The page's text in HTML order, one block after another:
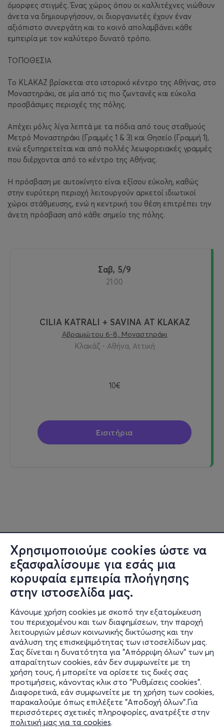
Χρησιμοποιούμε cookies ώστε να
εξασφαλίσουμε για εσάς μια
κορυφαία εμπειρία πλοήγησης
στην ιστοσελίδα μας.
Κάνουμε χρήση cookies με σκοπό την εξατομίκευση
του περιεχομένου και των διαφημίσεων, την παροχή
λειτουργιών μέσων κοινωνικής δικτύωσης και την
ανάλυση της επισκεψιμότητας των ιστοσελίδων μας.
Σας δίνεται η δυνατότητα για "Απόρριψη όλων" των μη
απαραίτητων cookies, εάν δεν συμφωνείτε με τη
χρήση τους, ή μπορείτε να ορίσετε τις δικές σας
προτιμήσεις, κάνοντας κλικ στο "Ρυθμίσεις cookies".
Διαφορετικά, εάν συμφωνείτε με τη χρήση των cookies,
παρακαλούμε όπως επιλέξετε "Αποδοχή όλων".Για
περισσότερες σχετικές πληροφορίες, ανατρέξτε στην
πολιτική μας για τα cookies.
όμορφες στιγμές. Ένας χώρος όπου οι καλλιτέχνες νιώθουν
άνετα να δημιουργήσουν, οι διοργανωτές έχουν έναν
αξιόπιστο συνεργάτη και το κοινό απολαμβάνει κάθε
εμπειρία με τον καλύτερο δυνατό τρόπο.
ΤΟΠΟΘΕΣΙΑ
Το KLAKAZ βρίσκεται στο ιστορικό κέντρο της Αθήνας, στο
Μοναστηράκι, σε μία από τις πιο ζωντανές και εύκολα
προσβάσιμες περιοχές της πόλης.
Απέχει μόλις λίγα λεπτά με τα πόδια από τους σταθμούς
Μετρό Μοναστηράκι (Γραμμές 1 & 3) και Θησείο (Γραμμή 1),
ενώ εξυπηρετείται και από πολλές λεωφορειακές γραμμές
που διέρχονται από το κέντρο της Αθήνας.
Η πρόσβαση με αυτοκίνητο είναι εξίσου εύκολη, καθώς
στην ευρύτερη περιοχή λειτουργούν αρκετοί ιδιωτικοί
χώροι στάθμευσης, ενώ η κεντρική του θέση επιτρέπει την
άνετη πρόσβαση από κάθε σημείο της πόλης.
Σαβ, 5/9
21:00
CILIA KATRALI + SAVINA AT KLAKAZ
Αβραμιώτου 6-8, Μοναστηράκι
Κλακάζ - Αθήνα, Αττική
10€
Εισιτήρια
Πληροφορίες
Υποστήριξη
Stay Connected